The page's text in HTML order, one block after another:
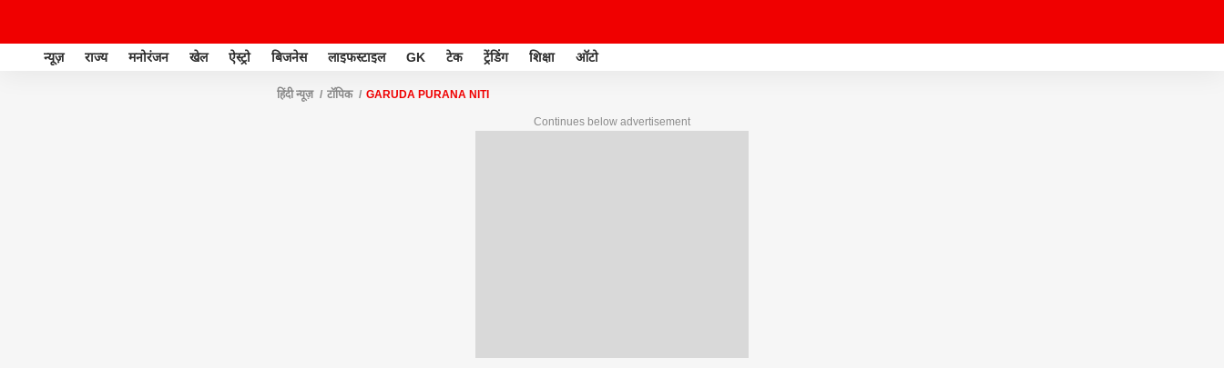
न्यूज़ राज्य मनोरंजन खेल ऐस्ट्रो बिजनेस लाइफस्टाइल GK टेक ट्रेंडिंग शिक्षा ऑटो
हिंदी न्यूज़ टॉपिक GARUDA PURANA NITI
Continues below advertisement